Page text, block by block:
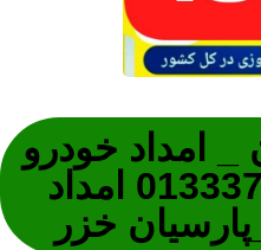
_ امداد خودرو
گیلان _01333725897 امداد
خزر